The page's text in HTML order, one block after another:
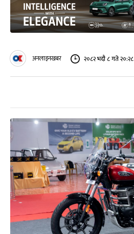
अनलाइनखबर २०८२ भदौ ८ गते २०:२८